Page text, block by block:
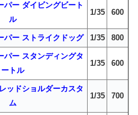
パー ダイビングビート
ル
1/35 600
パー ストライクドッグ 1/35 800
パー スタンディングタ
ートル
1/35 600
ッドショルダーカスタ
ム
1/35 700